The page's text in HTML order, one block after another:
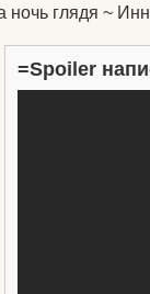
ночь глядя ~
=Spoiler